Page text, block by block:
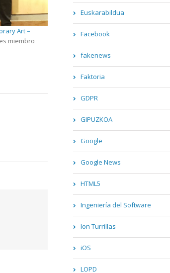
Art –
miembro
Euskarabildua
Facebook
fakenews
Faktoria
GDPR
GIPUZKOA
Google
Google News
HTML5
Ingeniería del Software
Ion Turrillas
iOS
LOPD